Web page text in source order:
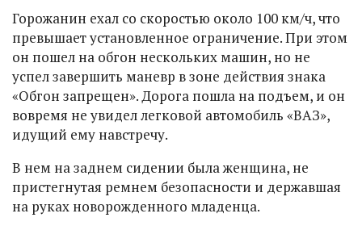
Горожанин ехал со скоростью около 100 км/ч, что
превышает установленное ограничение. При этом
он пошел на обгон нескольких машин, но не
успел завершить маневр в зоне действия знака
«Обгон запрещен». Дорога пошла на подъем, и он
вовремя не увидел легковой автомобиль «ВАЗ»,
идущий ему навстречу.
В нем на заднем сидении была женщина, не
пристегнутая ремнем безопасности и державшая
на руках новорожденного младенца.